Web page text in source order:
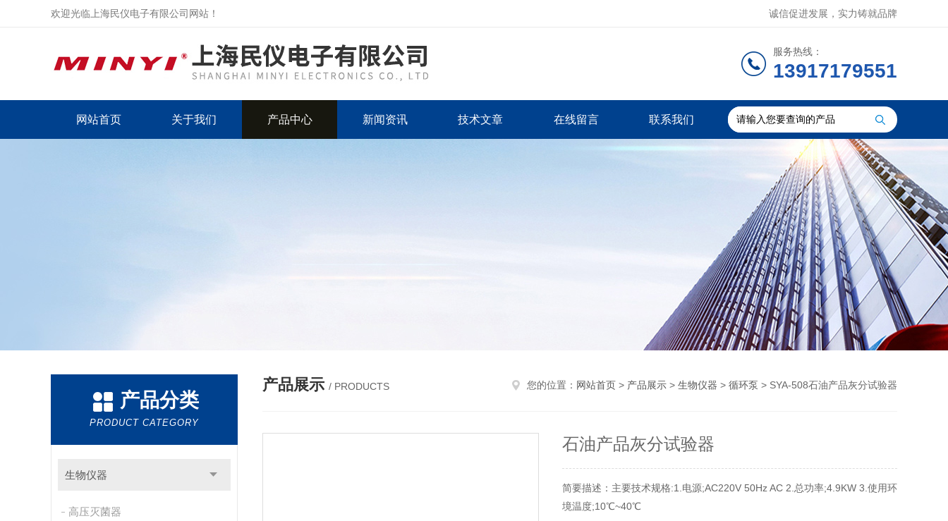
欢迎光临上海民仪电子有限公司网站！ 诚信促进发展，实力铸就品牌
服务热线：
13917179551
网站首页 关于我们 产品中心 新闻资讯 技术文章 在线留言 联系我们
产品分类
PRODUCT CATEGORY
生物仪器
高压灭菌器
产品展示 / PRODUCTS 您的位置： 网站首页 > 产品展示 > 生物仪器 > 循环泵 > SYA-508石油产品灰分试验器
石油产品灰分试验器
简要描述：主要技术规格:1.电源;AC220V 50Hz AC 2.总功率;4.9KW 3.使用环
境温度;10℃~40℃